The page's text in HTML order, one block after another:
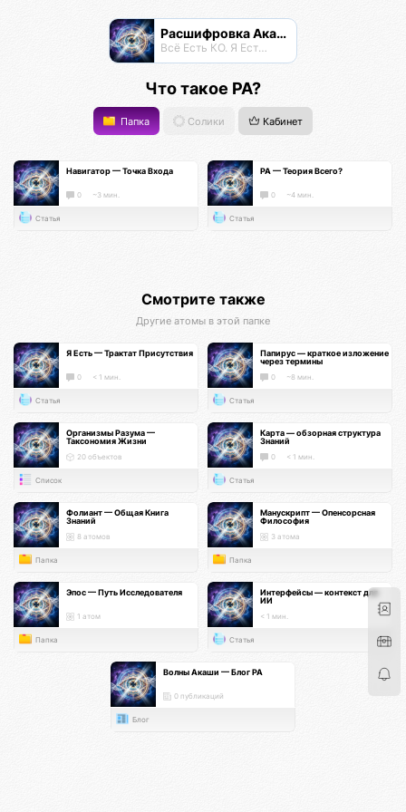
Расшифровка Акаши
Всё Есть КО. Я Есть КО.
Что такое РА?
Папка Солики Кабинет
Навигатор — Точка Входа
0 ~3 мин.
Статья
РА — Теория Всего?
0 ~4 мин.
Статья
Смотрите также
Другие атомы в этой папке
Я Есть — Трактат Присутствия
0 < 1 мин.
Статья
Папирус — краткое изложение
через термины
0 ~8 мин.
Статья
Организмы Разума —
Таксономия Жизни
20 объектов
Список
Карта — обзорная структура
Знаний
0 < 1 мин.
Статья
Фолиант — Общая Книга
Знаний
8 атомов
Папка
Манускрипт — Опенсорсная
Философия
3 атома
Папка
Эпос — Путь Исследователя
1 атом
Папка
Интерфейсы — контекст для
ИИ
< 1 мин.
Статья
Волны Акаши — Блог РА
0 публикаций
Блог